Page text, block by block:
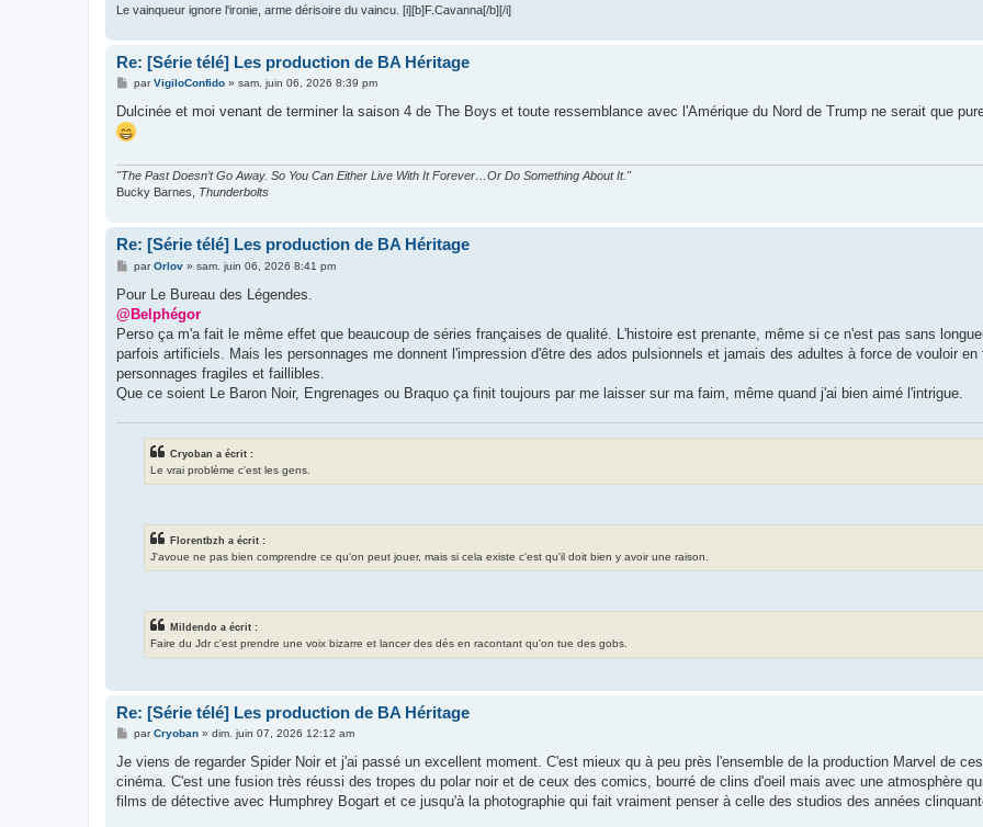
Le vainqueur ignore l'ironie, arme dérisoire du vaincu. [i][b]F.Cavanna[/b][/i]
Re: [Série télé] Les production de BA Héritage
M
s
s
a
parVigiloConfido» sam. juin 06, 2026 8:39 pm
Dulcinée et moi venant de terminer la saison 4 de The Boys et toute ressemblance avec l'Amérique du Nord de Trump ne serait que
"The Past Doesn’t Go Away. So You Can Either Live With It Forever…Or Do Something About It."
Bucky Barnes, Thunderbolts
Re: [Série télé] Les production de BA Héritage
M
s
a
g
parOrlov» sam. juin 06, 2026 8:41 pm
Pour Le Bureau des Légendes.
@Belphégor
Perso ça m'a fait le même effet que beaucoup de séries françaises de qualité. L'histoire est prenante, même si ce n'est pas sans
parfois artificiels. Mais les personnages me donnent l'impression d'être des ados pulsionnels et jamais des adultes à force de vouloir en
personnages fragiles et faillibles.
Que ce soient Le Baron Noir, Engrenages ou Braquo ça finit toujours par me laisser sur ma faim, même quand j'ai bien aimé l'intrigue.
Cryoban a écrit :
Le vrai problème c'est les gens.
Florentbzh a écrit :
J'avoue ne pas bien comprendre ce qu'on peut jouer, mais si cela existe c'est qu'il doit bien y avoir une raison.
Mildendo a écrit :
Faire du Jdr c'est prendre une voix bizarre et lancer des dés en racontant qu'on tue des gobs.
Re: [Série télé] Les production de BA Héritage
M
s
a
g
parCryoban» dim. juin 07, 2026 12:12 am
Je viens de regarder Spider Noir et j'ai passé un excellent moment. C'est mieux qu à peu près l'ensemble de la production Marvel de
cinéma. C'est une fusion très réussi des tropes du polar noir et de ceux des comics, bourré de clins d'oeil mais avec une atmosphère
films de détective avec Humphrey Bogart et ce jusqu'à la photographie qui fait vraiment penser à celle des studios des années